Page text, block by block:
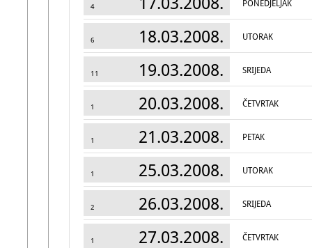
4 PONEDJELJAK
6 18.03.2008. UTORAK
11 19.03.2008. SRIJEDA
1 20.03.2008. ČETVRTAK
1 21.03.2008. PETAK
1 25.03.2008. UTORAK
2 26.03.2008. SRIJEDA
1 27.03.2008. ČETVRTAK